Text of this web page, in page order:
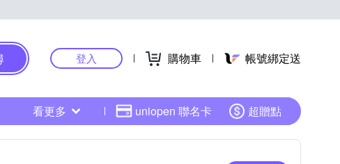
登入 購物車 帳號綁定送
看更多 uniopen 聯名卡 超贈點